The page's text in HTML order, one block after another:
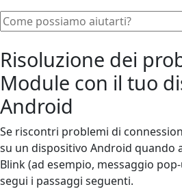
Risoluzione dei
Module con il tuo
Android
Se riscontri problemi di
su un dispositivo Android quando
Blink (ad esempio, messaggio
segui i passaggi seguenti.